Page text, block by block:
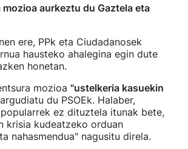
mozioa aurkeztu du Gaztela eta
ere, PPk eta Ciudadanosek
hausteko ahalegina egin dute
honetan.
mozioa "ustelkeria kasuekin
du PSOEk. Halaber,
ez dituztela itunak bete,
krisia kudeatzeko orduan
nahasmendua" nagusitu direla.